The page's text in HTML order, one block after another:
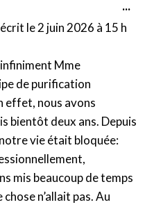
le2 juin 2026 à 15 h
Mme
de purification
effet, nous avons
bientôt deux ans. Depuis
vie était bloquée:
mis beaucoup de temps
n’allait pas. Au
...
/
r